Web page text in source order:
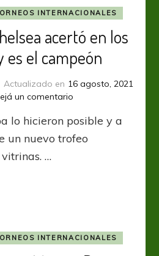
INTERNACIONALES
acertó en los
es el campeón
Actualizado en 16 agosto, 2021
un comentarioen
Chelsea
acertó
lo hicieron posible y a
un nuevo trofeo
…
INTERNACIONALES